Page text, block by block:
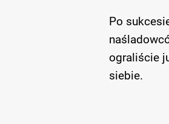
Po
ograliście
siebie.